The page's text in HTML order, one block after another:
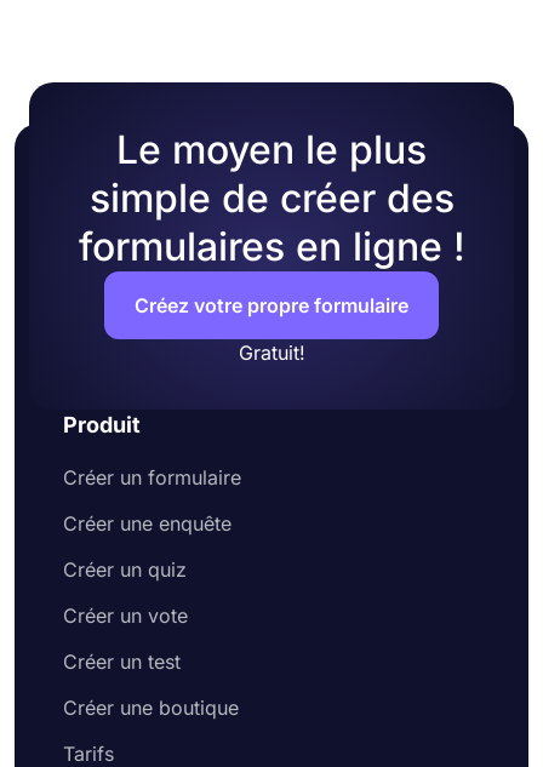
Le moyen le plus
simple de créer des
formulaires en ligne !
Créez votre propre formulaire
Gratuit!
Produit
Créer un formulaire
Créer une enquête
Créer un quiz
Créer un vote
Créer un test
Créer une boutique
Tarifs